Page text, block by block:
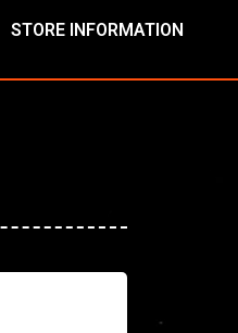
STORE INFORMATION